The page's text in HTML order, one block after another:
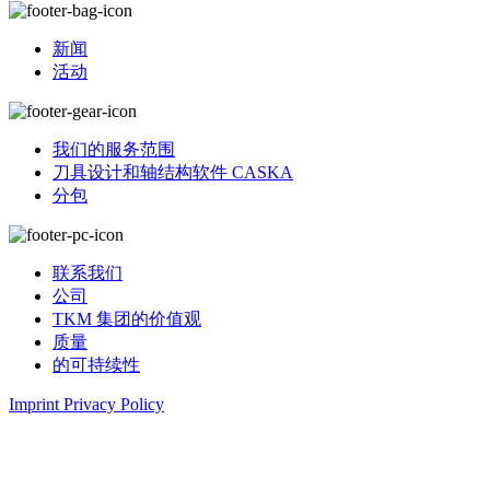
新闻
活动
我们的服务范围
刀具设计和轴结构软件 CASKA
分包
联系我们
公司
TKM 集团的价值观
质量
的可持续性
Imprint Privacy Policy